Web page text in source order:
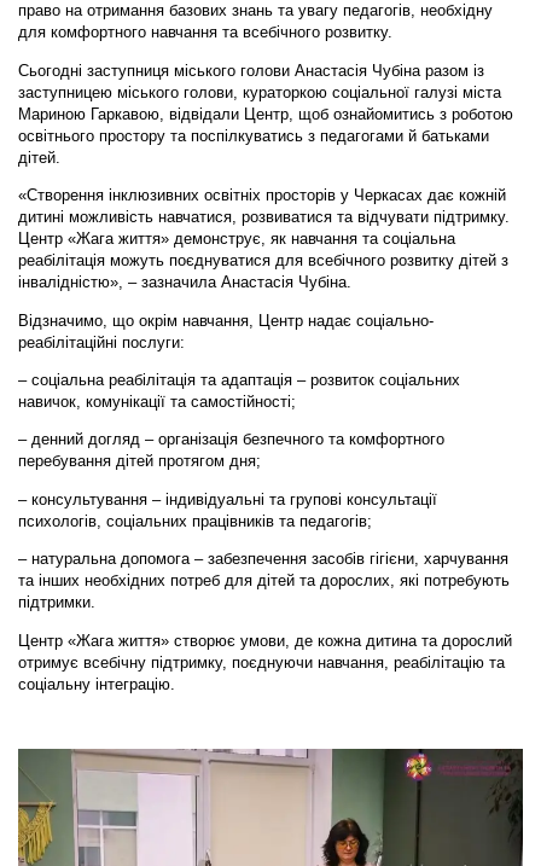
право на отримання базових знань та увагу педагогів, необхідну
для комфортного навчання та всебічного розвитку.
Сьогодні заступниця міського голови Анастасія Чубіна разом із
заступницею міського голови, кураторкою соціальної галузі міста
Мариною Гаркавою, відвідали Центр, щоб ознайомитись з роботою
освітнього простору та поспілкуватись з педагогами й батьками
дітей.
«Створення інклюзивних освітніх просторів у Черкасах дає кожній
дитині можливість навчатися, розвиватися та відчувати підтримку.
Центр «Жага життя» демонструє, як навчання та соціальна
реабілітація можуть поєднуватися для всебічного розвитку дітей з
інвалідністю», – зазначила Анастасія Чубіна.
Відзначимо, що окрім навчання, Центр надає соціально-
реабілітаційні послуги:
– соціальна реабілітація та адаптація – розвиток соціальних
навичок, комунікації та самостійності;
– денний догляд – організація безпечного та комфортного
перебування дітей протягом дня;
– консультування – індивідуальні та групові консультації
психологів, соціальних працівників та педагогів;
– натуральна допомога – забезпечення засобів гігієни, харчування
та інших необхідних потреб для дітей та дорослих, які потребують
підтримки.
Центр «Жага життя» створює умови, де кожна дитина та дорослий
отримує всебічну підтримку, поєднуючи навчання, реабілітацію та
соціальну інтеграцію.